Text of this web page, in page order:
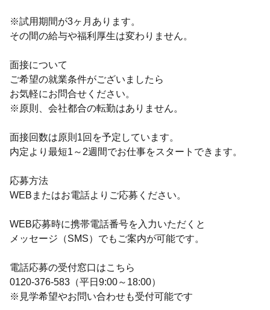
※試用期間が3ヶ月あります。
その間の給与や福利厚生は変わりません。
面接について
ご希望の就業条件がございましたら
お気軽にお問合せください。
※原則、会社都合の転勤はありません。
面接回数は原則1回を予定しています。
内定より最短1～2週間でお仕事をスタートできます。
応募方法
WEBまたはお電話よりご応募ください。
WEB応募時に携帯電話番号を入力いただくと
メッセージ（SMS）でもご案内が可能です。
電話応募の受付窓口はこちら
0120-376-583（平日9:00～18:00）
※見学希望やお問い合わせも受付可能です